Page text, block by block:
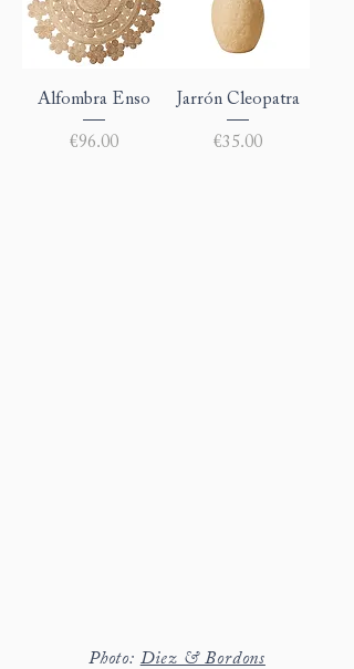
Alfombra Enso
Price
€96.00
Jarrón Cleopatra
Price
€35.00
Photo: Diez & Bordons